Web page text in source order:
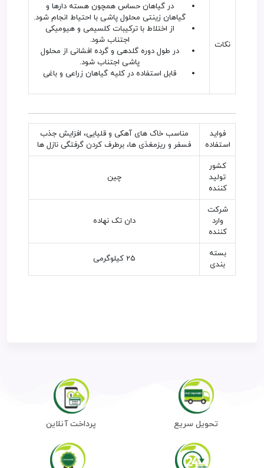
نکات
در گیاهان حساس همچون هسته دارها و
گیاهان زینتی محلول پاشی با احتیاط انجام شود.
از اختلاط با ترکیبات کلسیمی و هیومیکی
اجتناب شود.
در طول دوره گلدهی و گرده افشانی از محلول
پاشی اجتناب شود.
قابل استفاده در کلیه گیاهان زراعی و باغی
فواید
استفاده
مناسب خاک های آهکی و قلیایی، افزایش جذب
فسفر و ریزمغذی ها، برطرف کردن گرفتگی نازل ها
کشور
تولید
کننده
چین
شرکت
وارد
کننده
دان تک نهاده
بسته
بندی
25 کیلوگرمی
تحویل سریع پرداخت آنلاین